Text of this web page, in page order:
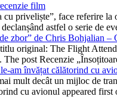
film
priveliște”, face referire la
declanșând astfel o serie
zbor” de Chris Bohjalian
original: The Flight
post Recenzie
am învățat călătorind cu
mult decât un mijloc de
cu avionul appeared first